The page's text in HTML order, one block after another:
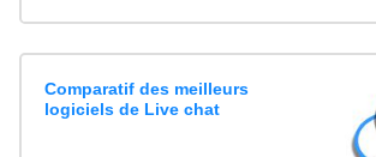
Comparatif des meilleurs
logiciels de Live chat